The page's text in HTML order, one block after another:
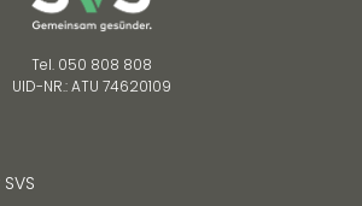
Tel. 050 808 808
UID-NR.: ATU 74620109